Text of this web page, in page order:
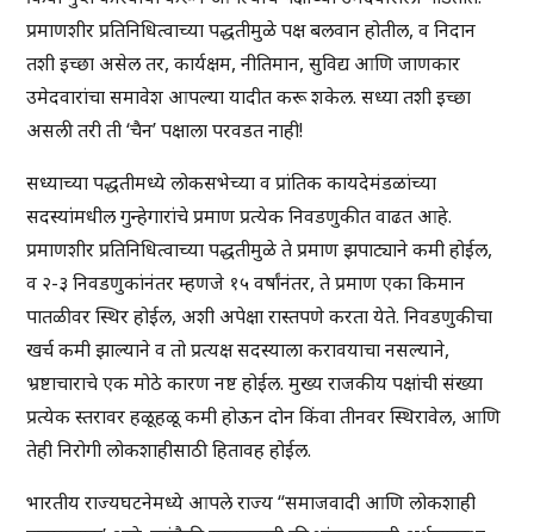
प्रमाणशीर प्रतिनिधित्वाच्या पद्धतीमुळे पक्ष बलवान होतील, व निदान
तशी इच्छा असेल तर, कार्यक्षम, नीतिमान, सुविद्य आणि जाणकार
उमेदवारांचा समावेश आपल्या यादीत करू शकेल. सध्या तशी इच्छा
असली तरी ती ‘चैन’ पक्षाला परवडत नाही!
सध्याच्या पद्धतीमध्ये लोकसभेच्या व प्रांतिक कायदेमंडळांच्या
सदस्यांमधील गुन्हेगारांचे प्रमाण प्रत्येक निवडणुकीत वाढत आहे.
प्रमाणशीर प्रतिनिधित्वाच्या पद्धतीमुळे ते प्रमाण झपाट्याने कमी होईल,
व २-३ निवडणुकांनंतर म्हणजे १५ वर्षांनंतर, ते प्रमाण एका किमान
पातळीवर स्थिर होईल, अशी अपेक्षा रास्तपणे करता येते. निवडणुकीचा
खर्च कमी झाल्याने व तो प्रत्यक्ष सदस्याला करावयाचा नसल्याने,
भ्रष्टाचाराचे एक मोठे कारण नष्ट होईल. मुख्य राजकीय पक्षांची संख्या
प्रत्येक स्तरावर हळूहळू कमी होऊन दोन किंवा तीनवर स्थिरावेल, आणि
तेही निरोगी लोकशाहीसाठी हितावह होईल.
भारतीय राज्यघटनेमध्ये आपले राज्य “समाजवादी आणि लोकशाही